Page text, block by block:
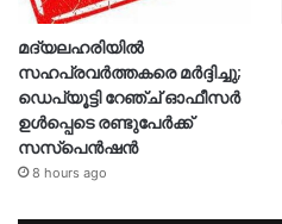
മദ്യലഹരിയിൽ
സഹപ്രവർത്തകരെ മർദ്ദിച്ചു;
ഡെപ്യൂട്ടി റേഞ്ച് ഓഫീസർ
ഉൾപ്പെടെ രണ്ടുപേർക്ക്
സസ്‌പെൻഷൻ
8 hours ago